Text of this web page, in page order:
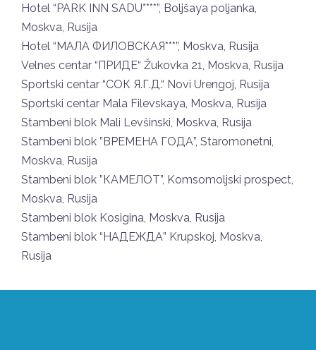
Hotel “PARK INN SADU****”, Boljšaya poljanka,
Moskva, Rusija
Hotel “МАЛА ФИЛОВСКАЯ***”, Moskva, Rusija
Velnes centar “ПРИДЕ“ Žukovka 21, Moskva, Rusija
Sportski centar “СОК Я.Г.Д.“ Novi Urengoj, Rusija
Sportski centar Mala Filevskaya, Moskva, Rusija
Stambeni blok Mali Levšinski, Moskva, Rusija
Stambeni blok ”ВРЕМЕНА ГОДА”, Staromonetni,
Moskva, Rusija
Stambeni blok ”КАМЕЛОТ”, Komsomoljski prospect,
Moskva, Rusija
Stambeni blok Kosigina, Moskva, Rusija
Stambeni blok “НАДЕЖДА” Krupskoj, Moskva,
Rusija